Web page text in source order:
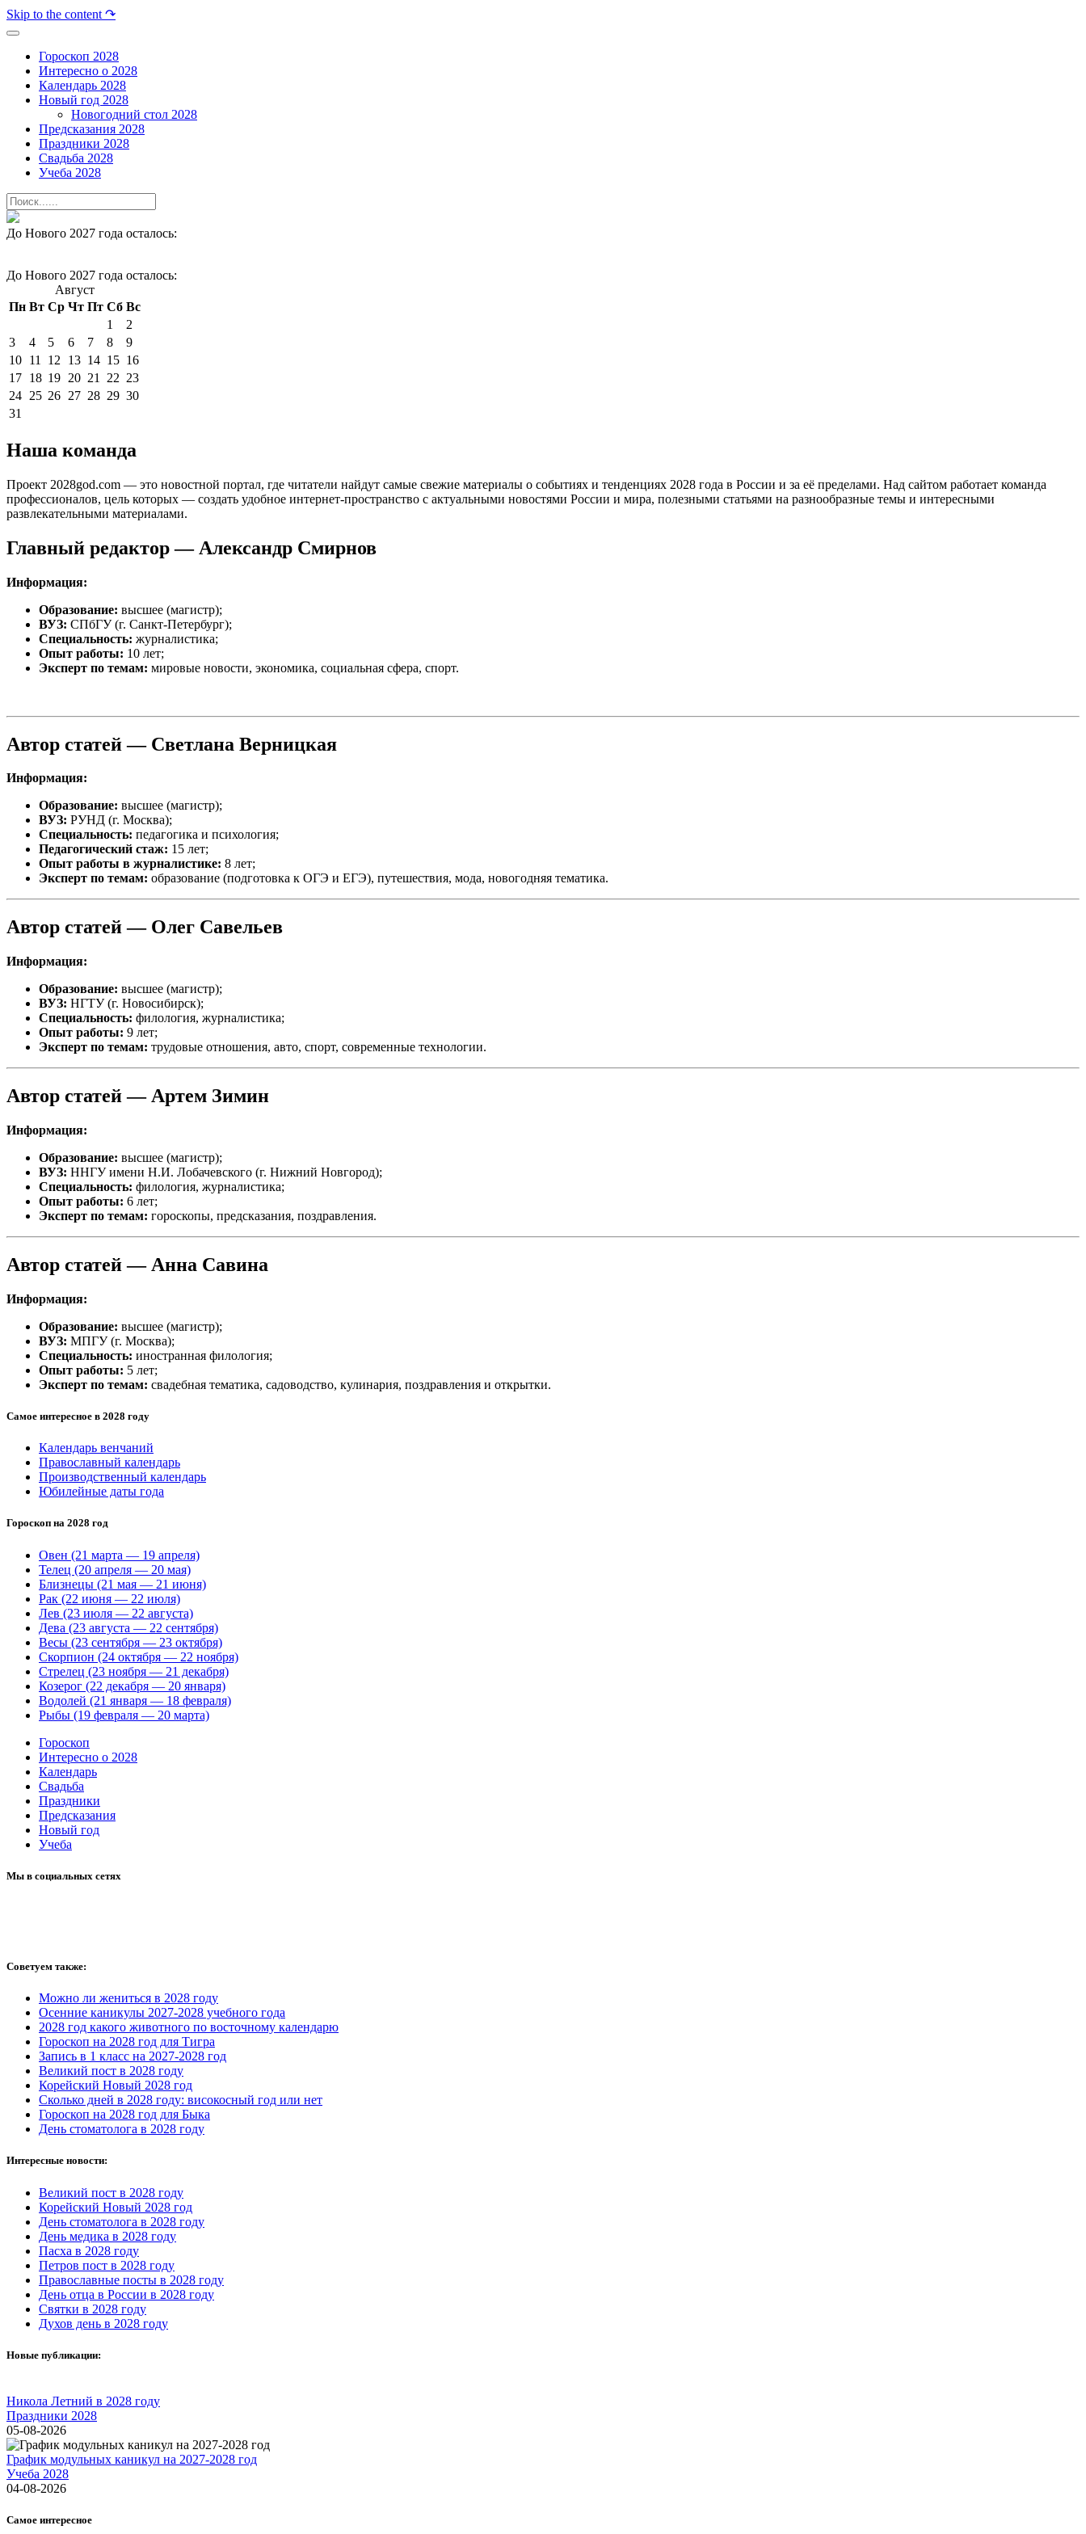
Skip to the content ↷
Гороскоп 2028
Интересно о 2028
Календарь 2028
Новый год 2028
Новогодний стол 2028
Предсказания 2028
Праздники 2028
Свадьба 2028
Учеба 2028
До Нового 2027 года осталось:
До Нового 2027 года осталось:
Август
Пн Вт Ср Чт Пт Сб Вс
1
2
3
4 5 6 7 8
9
10 11 12 13 14 15 16
17 18 19 20 21 22 23
24 25 26 27 28 29 30
31
Наша команда
Проект 2028god.com — это новостной портал, где читатели найдут самые свежие материалы о событиях и тенденциях 2028 года в России и за её пределами. Над сайтом работает команда
профессионалов, цель которых — создать удобное интернет-пространство с актуальными новостями России и мира, полезными статьями на разнообразные темы и интересными
развлекательными материалами.
Главный редактор — Александр Смирнов
Информация:
Образование: высшее (магистр);
ВУЗ: СПбГУ (г. Санкт-Петербург);
Специальность: журналистика;
Опыт работы: 10 лет;
Эксперт по темам: мировые новости, экономика, социальная сфера, спорт.
Автор статей — Светлана Верницкая
Информация:
Образование: высшее (магистр);
ВУЗ: РУНД (г. Москва);
Специальность: педагогика и психология;
Педагогический стаж: 15 лет;
Опыт работы в журналистике: 8 лет;
Эксперт по темам: образование (подготовка к ОГЭ и ЕГЭ), путешествия, мода, новогодняя тематика.
Автор статей — Олег Савельев
Информация:
Образование: высшее (магистр);
ВУЗ: НГТУ (г. Новосибирск);
Специальность: филология, журналистика;
Опыт работы: 9 лет;
Эксперт по темам: трудовые отношения, авто, спорт, современные технологии.
Автор статей — Артем Зимин
Информация:
Образование: высшее (магистр);
ВУЗ: ННГУ имени Н.И. Лобачевского (г. Нижний Новгород);
Специальность: филология, журналистика;
Опыт работы: 6 лет;
Эксперт по темам: гороскопы, предсказания, поздравления.
Автор статей — Анна Савина
Информация:
Образование: высшее (магистр);
ВУЗ: МПГУ (г. Москва);
Специальность: иностранная филология;
Опыт работы: 5 лет;
Эксперт по темам: свадебная тематика, садоводство, кулинария, поздравления и открытки.
Самое интересное в 2028 году
Календарь венчаний
Православный календарь
Производственный календарь
Юбилейные даты года
Гороскоп на 2028 год
Овен (21 марта — 19 апреля)
Телец (20 апреля — 20 мая)
Близнецы (21 мая — 21 июня)
Рак (22 июня — 22 июля)
Лев (23 июля — 22 августа)
Дева (23 августа — 22 сентября)
Весы (23 сентября — 23 октября)
Скорпион (24 октября — 22 ноября)
Стрелец (23 ноября — 21 декабря)
Козерог (22 декабря — 20 января)
Водолей (21 января — 18 февраля)
Рыбы (19 февраля — 20 марта)
Гороскоп
Интересно о 2028
Календарь
Свадьба
Праздники
Предсказания
Новый год
Учеба
Мы в социальных сетях
Советуем также:
Можно ли жениться в 2028 году
Осенние каникулы 2027-2028 учебного года
2028 год какого животного по восточному календарю
Гороскоп на 2028 год для Тигра
Запись в 1 класс на 2027-2028 год
Великий пост в 2028 году
Корейский Новый 2028 год
Сколько дней в 2028 году: високосный год или нет
Гороскоп на 2028 год для Быка
День стоматолога в 2028 году
Интересные новости:
Великий пост в 2028 году
Корейский Новый 2028 год
День стоматолога в 2028 году
День медика в 2028 году
Пасха в 2028 году
Петров пост в 2028 году
Православные посты в 2028 году
День отца в России в 2028 году
Святки в 2028 году
Духов день в 2028 году
Новые публикации:
Никола Летний в 2028 году
Праздники 2028
05-08-2026
График модульных каникул на 2027-2028 год
Учеба 2028
04-08-2026
Самое интересное